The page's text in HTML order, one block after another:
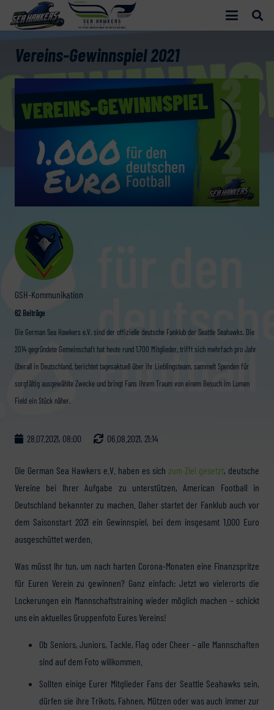
GSH-Kommunikation
62 Beiträge
Die German Sea Hawkers e.V. sind der offizielle deutsche Fanklub der Seattle Seahawks. Die
2014 gegründete Gemeinschaft hat heute rund 1.700 Mitglieder, trifft sich mehrfach pro Jahr
überall in Deutschland, berichtet tagesaktuell über ihr Lieblingsteam, sammelt Spenden für
sorgfältig ausgewählte Zwecke und bringt Fans ihrem Traum von einem Besuch im Lumen
Field ein Stück näher.
Vereins-Gewinnspiel 2021
28.07.2021, 08:00 06.08.2021, 21:14
Die German Sea Hawkers e.V. haben es sich zum Ziel gesetzt, deutsche
Vereine bei Ihrer Aufgabe zu unterstützen, American Football in
Deutschland bekannter zu machen. Daher startet der Fanklub auch vor
dem Saisonstart 2021 ein Gewinnspiel, bei dem insgesamt 1.000 Euro
ausgeschüttet werden.
Was müsst Ihr tun, um nach harten Corona-Monaten eine Finanzspritze
für Euren Verein zu gewinnen? Ganz einfach: Jetzt wo vielerorts die
Lockerungen ein Mannschaftstraining wieder möglich machen – schickt
uns ein aktuelles Gruppenfoto Eures Vereins!
Ob Seniors, Juniors, Tackle, Flag oder Cheer – alle Mannschaften
sind auf dem Foto willkommen.
Sollten einige Eurer Mitglieder Fans der Seattle Seahawks sein,
dürfen sie ihre Trikots, Fahnen, Mützen oder was auch immer zur